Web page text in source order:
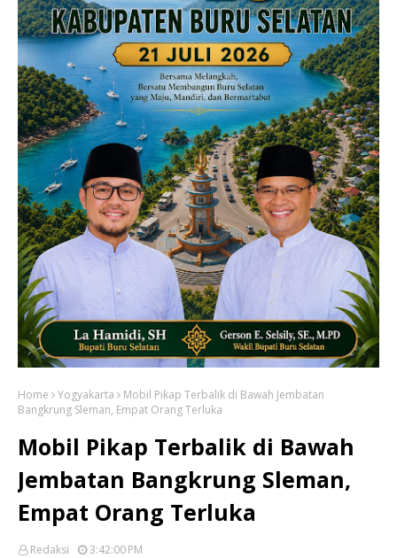
Home Yogyakarta
Mobil Pikap Terbalik di Bawah Jembatan
Bangkrung Sleman, Empat Orang Terluka
Mobil Pikap Terbalik di Bawah
Jembatan Bangkrung Sleman,
Empat Orang Terluka
Redaksi 3:42:00 PM